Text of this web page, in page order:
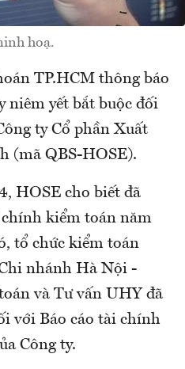
hoạ.
TP.HCM thông báo
niêm yết bắt buộc đối
ty Cổ phần Xuất
(mã QBS-HOSE).
HOSE cho biết đã
kiểm toán năm
tổ chức kiểm toán
nhánh Hà Nội -
và Tư vấn UHY đã
với Báo cáo tài chính
Công ty.